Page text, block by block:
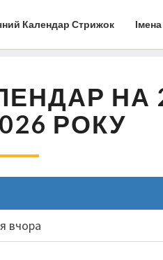
Календар Стрижок Імена
НА
РОКУ
вчора